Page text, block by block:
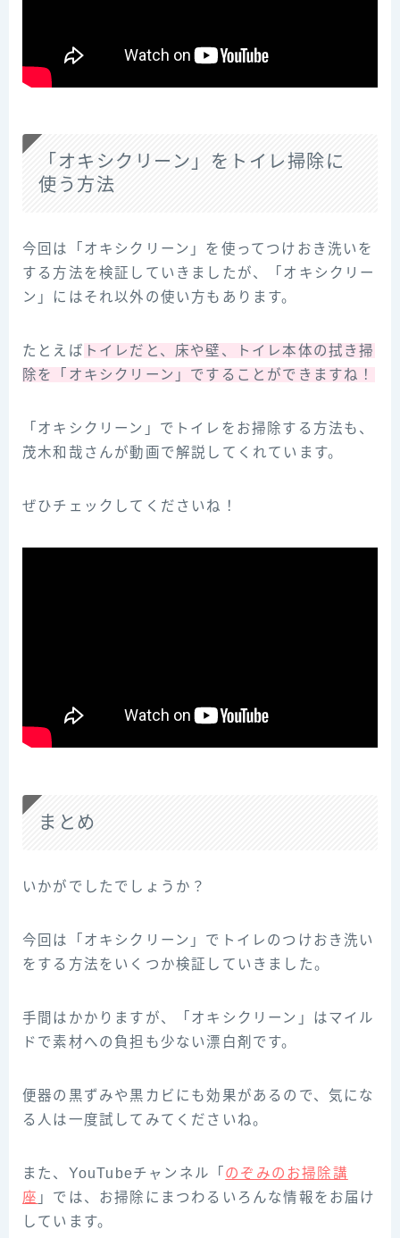
「オキシクリーン」をトイレ掃除に
使う方法
今回は「オキシクリーン」を使ってつけおき洗いを
する方法を検証していきましたが、「オキシクリー
ン」にはそれ以外の使い方もあります。
たとえば トイレだと、床や壁、トイレ本体の拭き掃
除を「オキシクリーン」ですることができますね！
「オキシクリーン」でトイレをお掃除する方法も、
茂木和哉さんが動画で解説してくれています。
ぜひチェックしてくださいね！
まとめ
いかがでしたでしょうか？
今回は「オキシクリーン」でトイレのつけおき洗い
をする方法をいくつか検証していきました。
手間はかかりますが、「オキシクリーン」はマイル
ドで素材への負担も少ない漂白剤です。
便器の黒ずみや黒カビにも効果があるので、気にな
る人は一度試してみてくださいね。
また、YouTubeチャンネル「 のぞみのお掃除講
座 」では、お掃除にまつわるいろんな情報をお届け
しています。